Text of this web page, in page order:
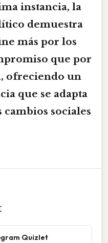
instancia, la
demuestra
más por los
que por
ofreciendo un
que se adapta
cambios sociales
Quizlet